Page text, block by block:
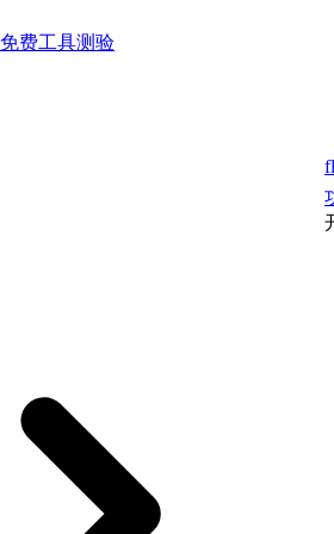
免费工具测验